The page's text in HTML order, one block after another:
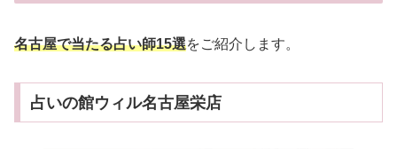
名古屋で当たる占い師15選をご紹介します。
占いの館ウィル名古屋栄店